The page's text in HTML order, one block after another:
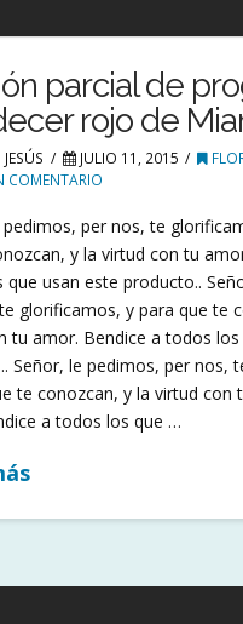
parcial de
rojo de
JULIO 11, 2015
COMENTARIO
pedimos, per nos, te
y la virtud con tu
que usan este producto..
glorificamos, y para que te
tu amor. Bendice a todos
Señor, le pedimos, per nos,
te conozcan, y la virtud con
a todos los que …